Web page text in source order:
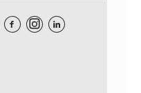
 